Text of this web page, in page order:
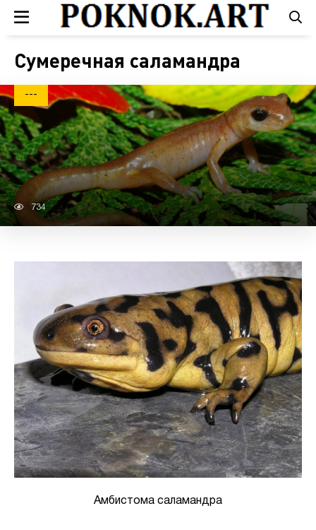
Сумеречная саламандра
---
734
Амбистома саламандра